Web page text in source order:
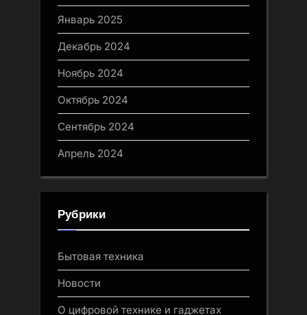
Январь 2025
Декабрь 2024
Ноябрь 2024
Октябрь 2024
Сентябрь 2024
Апрель 2024
Рубрики
Бытовая техника
Новости
О цифровой технике и гаджетах